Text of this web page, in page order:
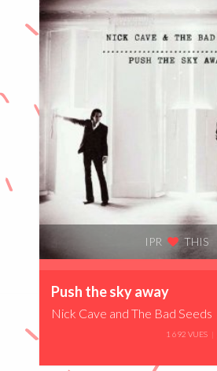
IPR THIS
Push the sky away
Nick Cave and The Bad Seeds
1 692 VUES